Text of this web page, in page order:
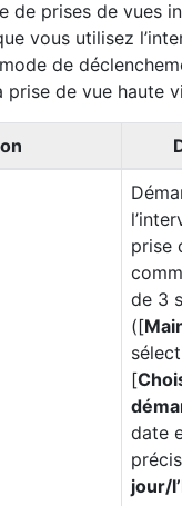
de prises de vues
vous utilisez
de
prise de vue haute
prise
de 3
([
[
date
jour/